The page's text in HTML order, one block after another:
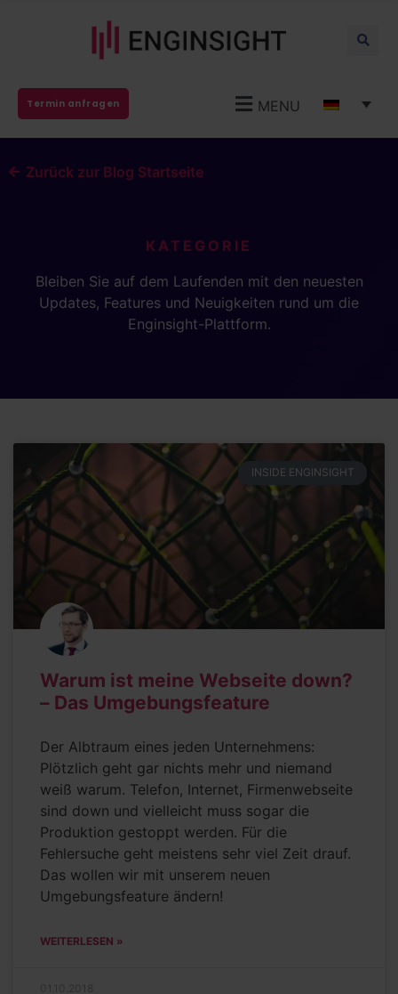
Termin anfragen MENU
Zurück zur Blog Startseite
KATEGORIE
Bleiben Sie auf dem Laufenden mit den neuesten
Updates, Features und Neuigkeiten rund um die
Enginsight-Plattform.
INSIDE ENGINSIGHT
Warum ist meine Webseite down?
– Das Umgebungsfeature
Der Albtraum eines jeden Unternehmens:
Plötzlich geht gar nichts mehr und niemand
weiß warum. Telefon, Internet, Firmenwebseite
sind down und vielleicht muss sogar die
Produktion gestoppt werden. Für die
Fehlersuche geht meistens sehr viel Zeit drauf.
Das wollen wir mit unserem neuen
Umgebungsfeature ändern!
WEITERLESEN »